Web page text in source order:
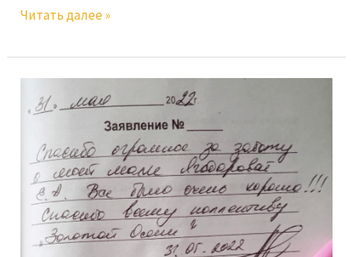
Читать далее »
И.А.